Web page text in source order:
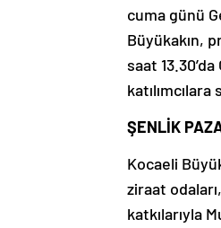
cuma günü
Büyükakın,
saat
ŞENLİK
Kocaeli
ziraat
katkılarıyla